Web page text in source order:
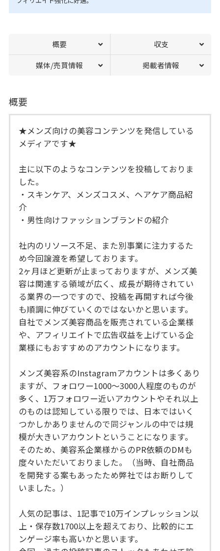
概要 収支
媒体/売買情報 掲載者情報
概要
★メンズ向けの美容コンテンツを発信している
メディアです★
主に以下のようなコンテンツを投稿しておりま
した。
・スキンケア、メンズコスメ、ヘアケア商品紹
介
・男性向けファッションブランドの紹介
社内のリソース不足、また別事業に注力するた
め今回譲渡を希望しております。
2ヶ月ほど更新が止まっておりますが、メンズ美
容は関連する領域が広く、成長が期待されてい
る業界の一つですので、投稿を再開すれば今後
も順調に伸びていくのではないかと思います。
自社でメンズ美容商品を販売されている企業様
や、アフィリエイトで広告収益を上げている企
業様にもおすすめのアカウントになります。
メンズ美容系のInstagramアカウントは多くあり
ますが、フォロワー1000〜3000人程度のものが
多く、1万フォロワー近いアカウントやそれ以上
のものは認知している限りでは、日本ではいく
つかしかありませんので同ジャンルの中では規
模が大きいアカウントということになります。
そのため、美容系企業様からのPR依頼のDMも
度々いただいておりました。（当時、自社商品
を開発する案もあったため弊社ではお断りして
いました。）
人気の記事は、1記事で10万インプレッション以
上・保存数1700以上を超えており、比較的にエ
ンゲージ率も高いかと思います。